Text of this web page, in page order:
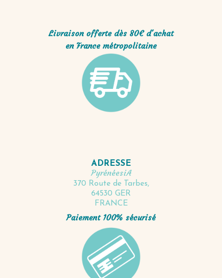
Livraison offerte dès 80€ d'achat
en France métropolitaine
ADRESSE
PyrénéesiA
370 Route de Tarbes,
64530 GER
FRANCE
Paiement 100% sécurisé